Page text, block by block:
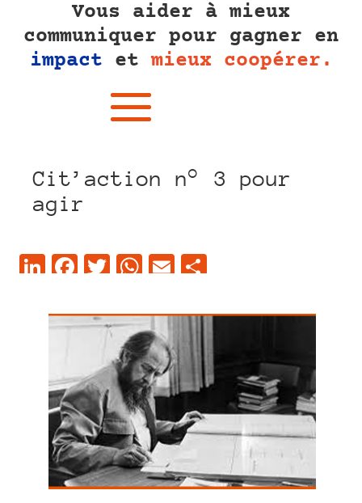
Vous aider à mieux
communiquer pour gagner en
impact etmieux coopérer.
Cit’action n° 3 pour
agir
LinkedIn
Facebook
Twitter
WhatsApp
Email